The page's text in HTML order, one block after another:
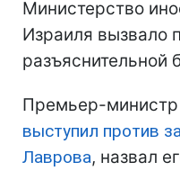
Министерство
Израиля вызвало
разъяснительной
Премьер-
выступил против
Лаврова, назвал